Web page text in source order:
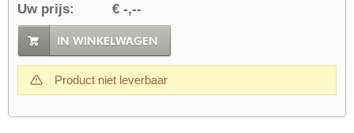
Uw prijs: € -,--
IN WINKELWAGEN
Product niet leverbaar